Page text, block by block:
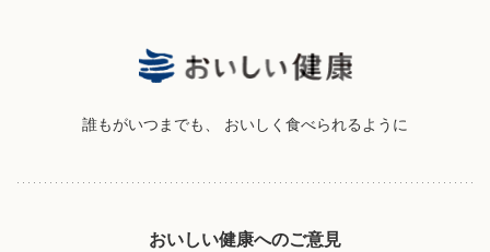
誰もがいつまでも、 おいしく食べられるように
おいしい健康へのご意見